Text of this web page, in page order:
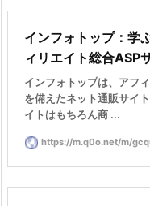
インフォトップ：学
ィリエイト総合ASP
インフォトップは、アフ
を備えたネット通販サイ
イトはもちろん商 ...
https://m.q0o.net/m/